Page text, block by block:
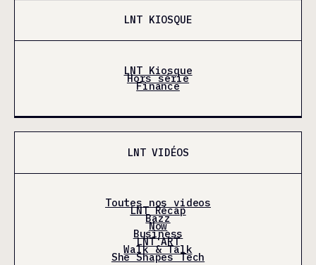
LNT KIOSQUE
LNT Kiosque
Hors série
Finance
LNT VIDÉOS
Toutes nos videos
LNT Récap
Bazz
Now
Business
LNT'ART
Walk & Talk
She Shapes Tech